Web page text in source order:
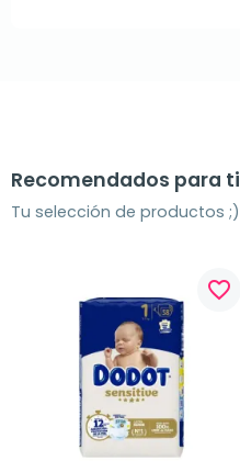
Recomendados para ti
Tu selección de productos ;)
favorite_border